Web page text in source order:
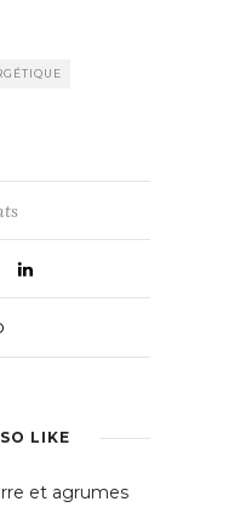
LIKE
et agrumes